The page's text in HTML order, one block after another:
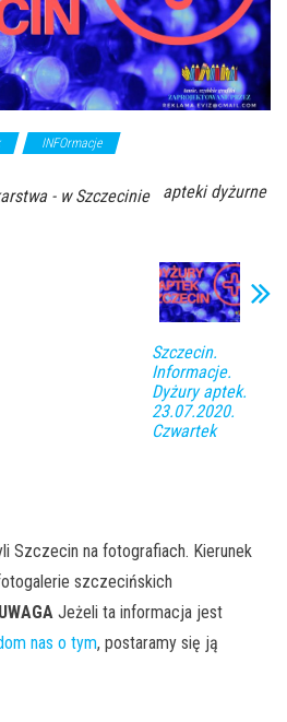
INFOrmacje
- w Szczecinie
apteki dyżurne
Szczecin.
Informacje.
Dyżury aptek.
23.07.2020.
Czwartek
Szczecin na fotografiach. Kierunek
szczecińskich
UWAGA Jeżeli ta informacja jest
nas o tym, postaramy się ją